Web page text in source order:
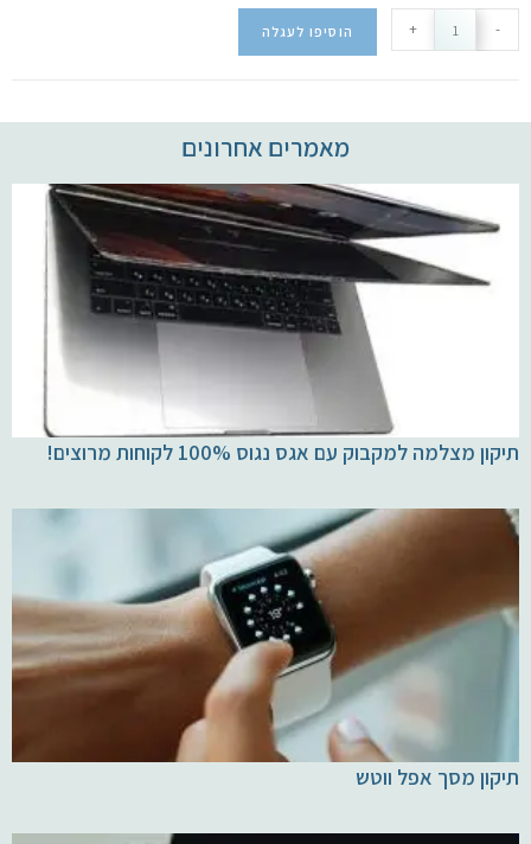
-
+ הוסיפו לעגלה
מאמרים אחרונים
תיקון מצלמה למקבוק עם אגס נגוס 100% לקוחות מרוצים!
תיקון מסך אפל ווטש